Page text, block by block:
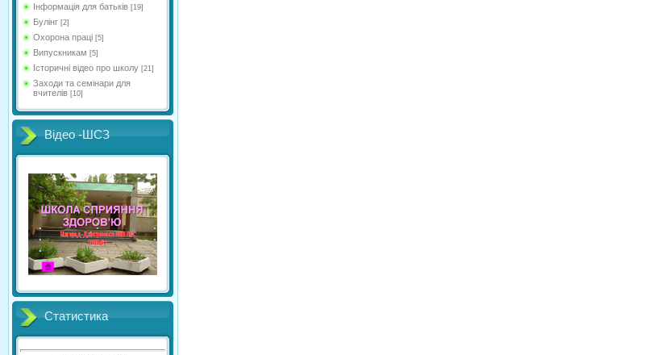
Інформація для батьків [19]
Булінг [2]
Охорона праці [5]
Випускникам [5]
Історичні відео про школу [21]
Заходи та семінари для
вчителів [10]
Відео -ШСЗ
Статистика